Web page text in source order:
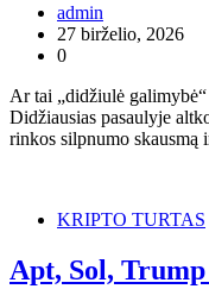
admin
27 birželio, 2026
0
Ar tai „didžiulė
Didžiausias pasaulyje
rinkos silpnumo
KRIPTO TURTAS
Apt, Sol,